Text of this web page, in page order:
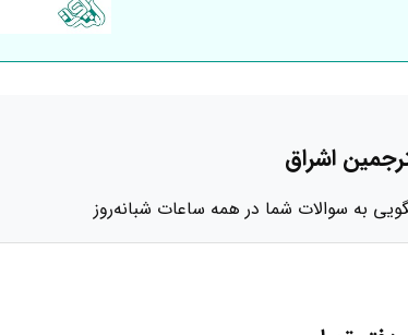
اشراق
به سوالات شما در همه ساعات شبانه‌روز